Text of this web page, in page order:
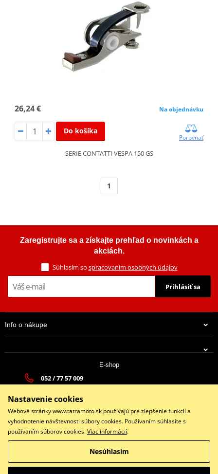
26,24 € Na objednávku
Do košíka
Porovnať
SERIE CONTATTI VESPA 150 GS
1
Zaregistrujte sa a získajte prehľad o novinkách a
akciách.
Súhlasím so spracovaním osobných údajov
Prihlásiť sa
Info o nákupe
E-shop
052 / 77 57 009
Po - Pia 9:00-17:00 | So: 9:00-13:00 | Ne: Zatvorené
Facebook
Copyright © 2026 www.tatramoto.sk
Všetky práva vyhradené
Nastavenie cookies
Webové stránky www.tatramoto.sk používajú pre zlepšenie funkcií a
vyhodnotenie návštevnosti súbory cookies. Používaním súhlasíte s
používaním súborov cookies.Viac informácií.
Nesúhlasím